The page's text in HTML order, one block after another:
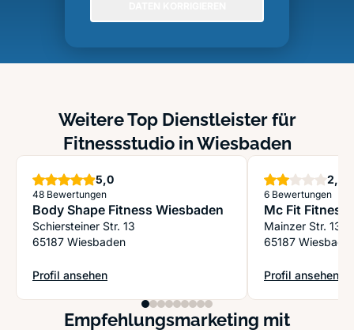
Weitere Top Dienstleister für
Fitnessstudio in Wiesbaden
5,0Sterne
48 Bewertungen
Body Shape Fitness Wiesbaden
Schiersteiner Str. 13
65187 Wiesbaden
Profil ansehen
: Body Shape Fitness Wiesbaden
2,0
6 Bewertungen
Mc Fit Fitness
Mainzer Str. 133
65187
Profil ansehen
: Mc Fit Fitness
Empfehlungsmarketing mit